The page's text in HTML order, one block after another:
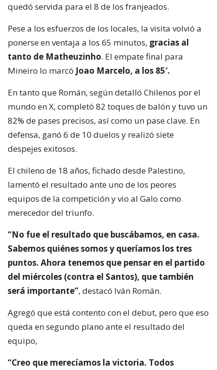
quedó servida para el 8 de los franjeados.
Pese a los esfuerzos de los locales, la visita volvió a
ponerse en ventaja a los 65 minutos, gracias al
tanto de Matheuzinho. El empate final para
Mineiro lo marcó Joao Marcelo, a los 85′.
En tanto que Román, según detalló Chilenos por el
mundo en X, completó 82 toques de balón y tuvo un
82% de pases precisos, así como un pase clave. En
defensa, ganó 6 de 10 duelos y realizó siete
despejes exitosos.
El chileno de 18 años, fichado desde Palestino,
lamentó el resultado ante uno de los peores
equipos de la competición y vio al Galo como
merecedor del triunfo.
“No fue el resultado que buscábamos, en casa.
Sabemos quiénes somos y queríamos los tres
puntos. Ahora tenemos que pensar en el partido
del miércoles (contra el Santos), que también
será importante”, destacó Iván Román.
Agregó que está contento con el debut, pero que eso
queda en segundo plano ante el resultado del
equipo,
“Creo que merecíamos la victoria. Todos